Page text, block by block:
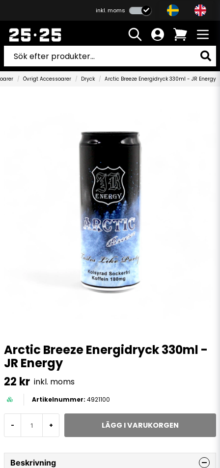
inkl. moms
Övrigt Accessoarer Dryck Arctic Breeze Energidryck 330ml - JR Energy
Arctic Breeze Energidryck 330ml -
JR Energy
22 kr inkl. moms
4921100
- + LÄGG I VARUKORGEN
Beskrivning